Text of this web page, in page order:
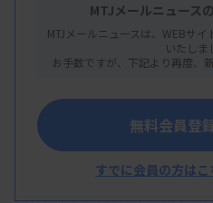
スクを判定するシステム
コンソリューションズな
た。幹事企業はバリノス。
2022年4月に体外受精が
たが、自由診療の最新の
者負担になるといった課
MTJメールニュース
MTJメールニュースは、WEBサ
いたしま
お手数ですが、下記より再度、
無料会員登
すでに会員の方は